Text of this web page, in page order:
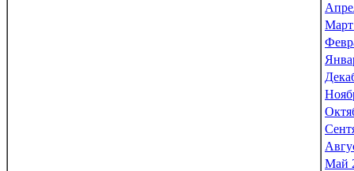
Май